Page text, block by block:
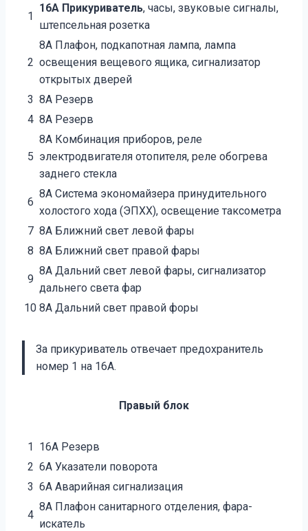
1
16А Прикуриватель, часы, звуковые сигналы,
штепсельная розетка
2
8А Плафон, подкапотная лампа, лампа
освещения вещевого ящика, сигнализатор
открытых дверей
3 8А Резерв
4 8А Резерв
5
8А Комбинация приборов, реле
электродвигателя отопителя, реле обогрева
заднего стекла
6
8А Система экономайзера принудительного
холостого хода (ЭПХХ), освещение таксометра
7 8А Ближний свет левой фары
8 8А Ближний свет правой фары
9
8А Дальний свет левой фары, сигнализатор
дальнего света фар
10 8А Дальний свет правой форы
За прикуриватель отвечает предохранитель
номер 1 на 16А.
Правый блок
1 16А Резерв
2 6А Указатели поворота
3 6А Аварийная сигнализация
4
8А Плафон санитарного отделения, фара-
искатель